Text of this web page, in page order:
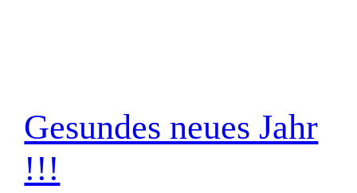
Gesundes neues Jahr
!!!